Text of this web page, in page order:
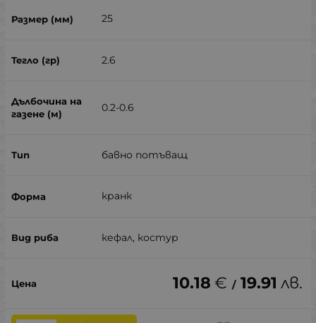
25
2.6
0.2-0.6
бавно потъващ
кранк
кефал, костур
10.18 € / 19.91 лв.